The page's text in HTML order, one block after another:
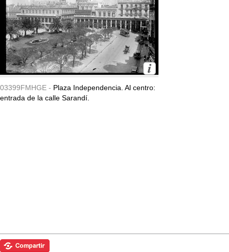
03399FMHGE - Plaza Independencia. Al centro:
entrada de la calle Sarandí.